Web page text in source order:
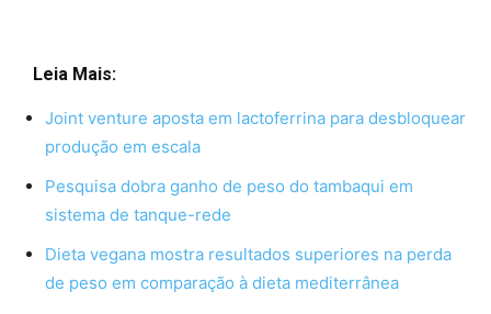
Leia Mais:
Joint venture aposta em lactoferrina para desbloquear
produção em escala
Pesquisa dobra ganho de peso do tambaqui em
sistema de tanque-rede
Dieta vegana mostra resultados superiores na perda
de peso em comparação à dieta mediterrânea